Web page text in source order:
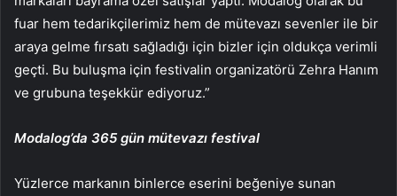
fuar hem tedarikçilerimiz hem de mütevazı sevenler ile bir
araya gelme fırsatı sağladığı için bizler için oldukça verimli
geçti. Bu buluşma için festivalin organizatörü Zehra Hanım
ve grubuna teşekkür ediyoruz.”
Modalog’da 365 gün mütevazı festival
Yüzlerce markanın binlerce eserini beğeniye sunan